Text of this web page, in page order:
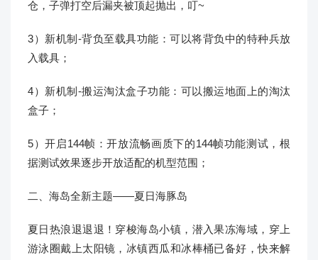
仓，子弹打空后漏夹被顶起抛出，叮~
3）新机制-背负至载具功能：可以将背负中的特种兵放
入载具；
4）新机制-搬运淘汰盒子功能：可以搬运地面上的淘汰
盒子；
5）开启144帧：开放流畅画质下的144帧功能测试，根
据测试效果逐步开放适配的机型范围；
二、海岛全新主题——夏日海豚岛
夏日热浪退退退！穿梭海岛小镇，潜入果冻海域，穿上
游泳圈戴上太阳镜，冰镇西瓜和冰棒桶已备好，快来解